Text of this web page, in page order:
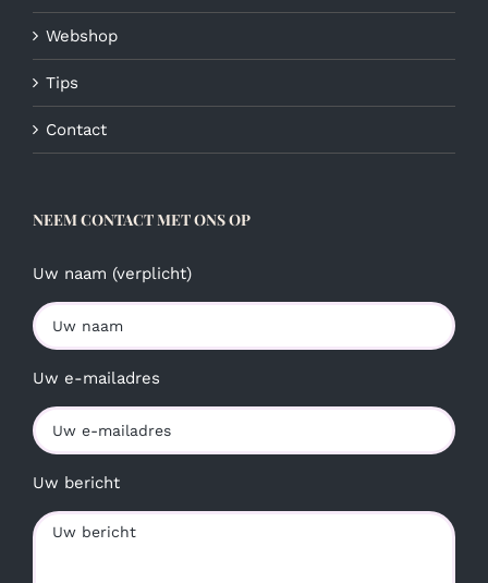
Webshop
Tips
Contact
NEEM CONTACT MET ONS OP
Uw naam (verplicht)
Uw e-mailadres
Uw bericht